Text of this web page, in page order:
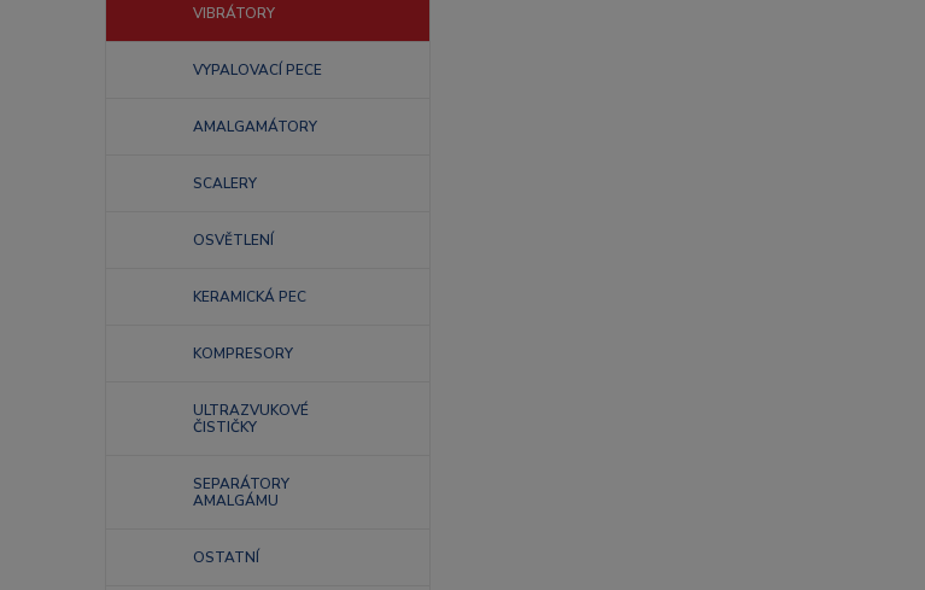
VIBRÁTORY
VYPALOVACÍ PECE
AMALGAMÁTORY
SCALERY
OSVĚTLENÍ
KERAMICKÁ PEC
KOMPRESORY
ULTRAZVUKOVÉ
ČISTIČKY
SEPARÁTORY
AMALGÁMU
OSTATNÍ